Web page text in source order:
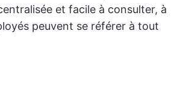
et facile à consulter, à
peuvent se référer à tout